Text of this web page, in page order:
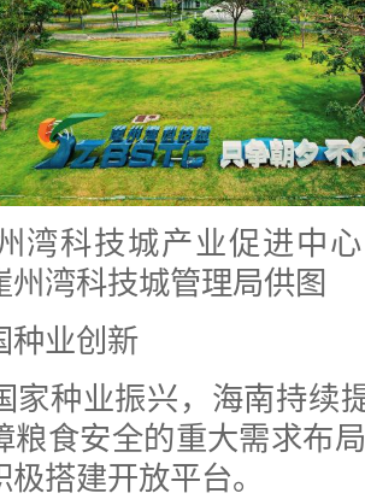
湾科技城产业促进中
州湾科技城管理局供图
种业创新
家种业振兴，海南持续
粮食安全的重大需求布
搭建开放平台。